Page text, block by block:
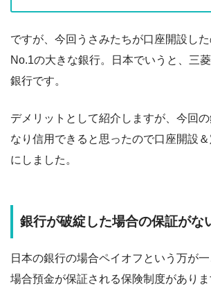
ですが、今回うさみたちが口座開設し
No.1の大きな銀行。日本でいうと、三
銀行です。
デメリットとして紹介しますが、今回
なり信用できると思ったので口座開設
にしました。
銀行が破綻した場合の保証がな
日本の銀行の場合ペイオフという万が
場合預金が保証される保険制度がありま